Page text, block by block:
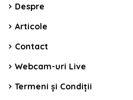
Despre
Articole
Contact
Webcam-uri Live
Termeni și Condiții